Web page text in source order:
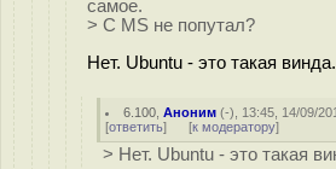
самое.
> С MS не попутал?
Нет. Ubuntu - это такая винда.
6.100 ,Аноним (-), 13:45, 14/09/
[ответить] [к модератору]
> Нет. Ubuntu - это такая